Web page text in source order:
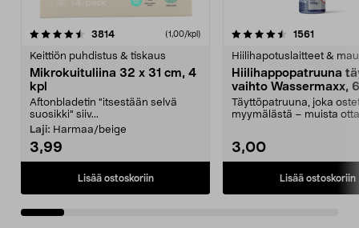
3814arvostelut (1,00/kpl)
Keittiön puhdistus & tiskaus
Mikrokuituliina 32 x 31 cm, 4
kpl
Aftonbladetin "itsestään selvä
suosikki" siiv...
Laji: Harmaa/beige
3,99
Lisää ostoskoriin
4.5viidestä
1561
Hiilihapotuslaitteet &
Hiilihappopatruuna
vaihto Wassermaxx,
Täyttöpatruuna, joka
myymälästä – muista
3,00
Lisää ostoskoriin
4.5viidestä